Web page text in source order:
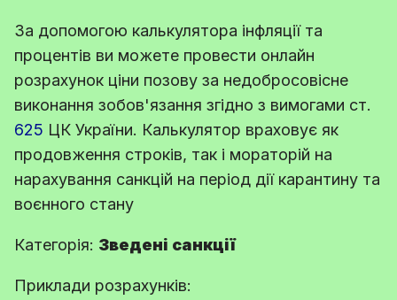
За допомогою калькулятора інфляції та
процентів ви можете провести онлайн
розрахунок ціни позову за недобросовісне
виконання зобов'язання згідно з вимогами ст.
625 ЦК України. Калькулятор враховує як
продовження строків, так і мораторій на
нарахування санкцій на період дії карантину та
воєнного стану
Категорія: Зведені санкції
Приклади розрахунків: